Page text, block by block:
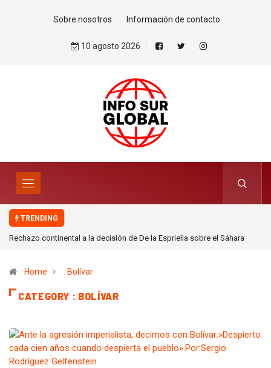
Sobre nosotros Información de contacto
10 agosto 2026
TRENDING
Rechazo continental a la decisión de De la Espriella sobre el Sáhara
Home Bolívar
CATEGORY : BOLÍVAR